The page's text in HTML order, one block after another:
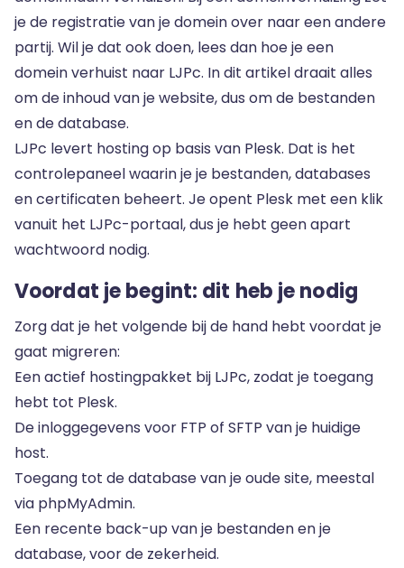
je de registratie van je domein over naar een andere
partij. Wil je dat ook doen, lees dan hoe je een
domein verhuist naar LJPc. In dit artikel draait alles
om de inhoud van je website, dus om de bestanden
en de database.
LJPc levert hosting op basis van Plesk. Dat is het
controlepaneel waarin je je bestanden, databases
en certificaten beheert. Je opent Plesk met een klik
vanuit het LJPc-portaal, dus je hebt geen apart
wachtwoord nodig.
Voordat je begint: dit heb je nodig
Zorg dat je het volgende bij de hand hebt voordat je
gaat migreren:
Een actief hostingpakket bij LJPc, zodat je toegang
hebt tot Plesk.
De inloggegevens voor FTP of SFTP van je huidige
host.
Toegang tot de database van je oude site, meestal
via phpMyAdmin.
Een recente back-up van je bestanden en je
database, voor de zekerheid.